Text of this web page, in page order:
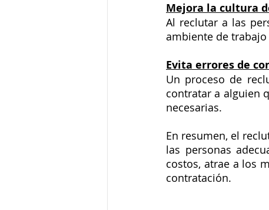
Mejora la cultura
Al reclutar a las
ambiente de
Evita errores de
Un proceso de
contratar a alguien
necesarias.
En resumen, el
las personas
costos, atrae a los
contratación.